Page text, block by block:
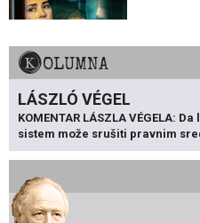
KOLUMNA
LÁSZLÓ VÉGEL
KOMENTAR LÁSZLA VÉGELA:
sistem može srušiti pravnim